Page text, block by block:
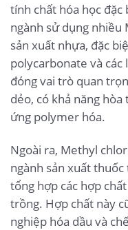
tính chất hóa học
ngành sử dụng nhiều
sản xuất nhựa, đặc
polycarbonate và các
đóng vai trò quan
dẻo, có khả năng hòa
ứng polymer hóa.
Ngoài ra, Methyl
ngành sản xuất
tổng hợp các hợp
trồng. Hợp chất này
nghiệp hóa dầu và